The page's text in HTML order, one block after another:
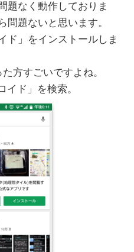
題なく動作しておりま
問題ないと思います。
ド」をインストールしま
方すごいですよね。
イド」を検索。